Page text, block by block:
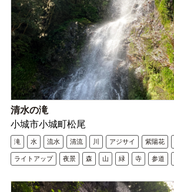
清水の滝
小城市小城町松尾
滝 水 流水 清流 川 アジサイ 紫陽花
ライトアップ 夜景 森 山 緑 寺 参道